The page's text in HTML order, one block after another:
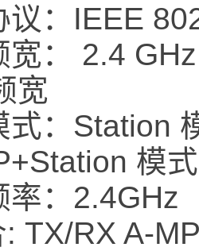
议：IEEE
宽： 2.4
宽
式：Station
模
率：2.4GHz
: TX/RX A-